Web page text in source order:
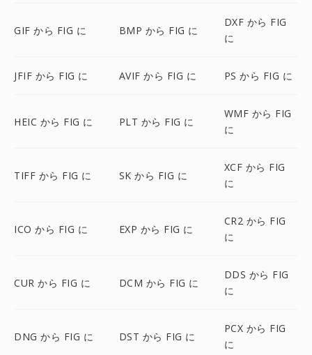
GIF から FIG に BMP から FIG に
DXF から FIG
に
JFIF から FIG に AVIF から FIG に PS から FIG に
HEIC から FIG に PLT から FIG に
WMF から FIG
に
TIFF から FIG に SK から FIG に
XCF から FIG
に
ICO から FIG に EXP から FIG に
CR2 から FIG
に
CUR から FIG に DCM から FIG に
DDS から FIG
に
DNG から FIG に DST から FIG に
PCX から FIG
に